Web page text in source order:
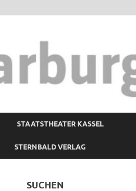
STAATSTHEATER KASSEL
STERNBALD VERLAG
SUCHEN